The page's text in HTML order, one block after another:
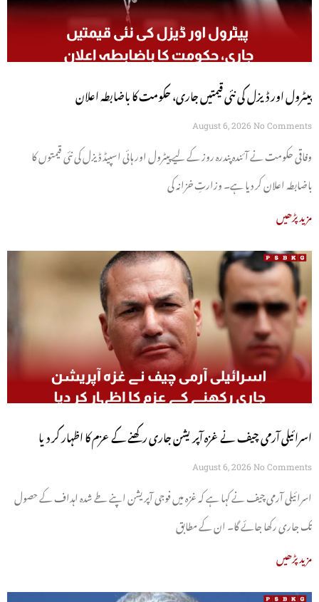
پیٹرول اور ڈیزل کی نئی قیمتیں جاری، حکومت کا باضابطہ اعلان
August 6, 2026 No Comments
وفاقی حکومت نے آئندہ پندرہ روز کے لیے پیٹرول اور ہائی اسپیڈ ڈیزل کی نئی قیمتوں کا
باضابطہ اعلان کر دیا ہے۔ وزارتِ خزانہ کی
مزید پڑھیں
اسرائیلی آرمی چیف نے غزہ آپریشن جاری رکھنے کے عزم کا اظہار کر دیا
August 6, 2026 No Comments
اسرائیلی آرمی چیف نے کہا ہے کہ غزہ میں فوجی آپریشن اپنے طے شدہ اہداف کے حصول
تک جاری رکھا جائے گا۔ ان کے مطابق
مزید پڑھیں